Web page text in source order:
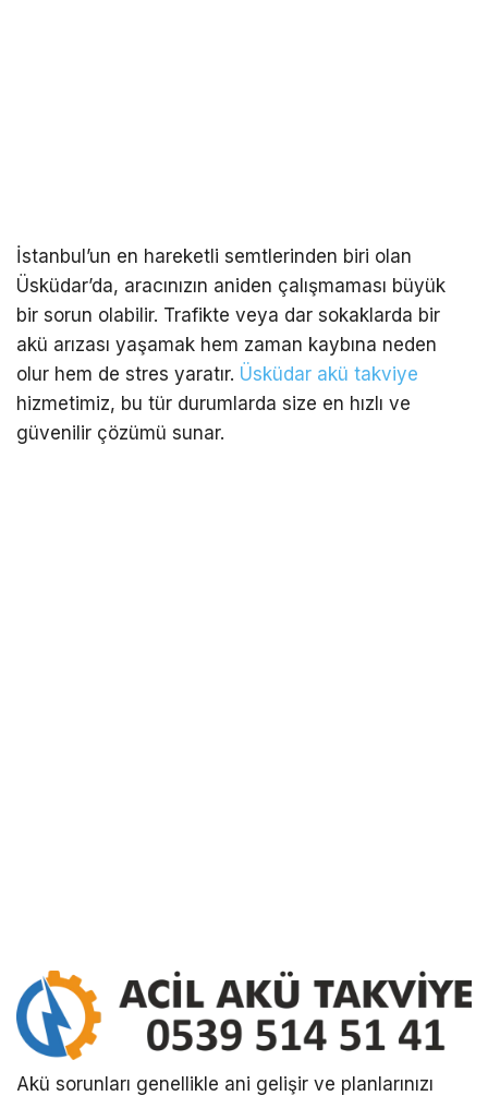
İstanbul’un en hareketli semtlerinden biri olan
Üsküdar’da, aracınızın aniden çalışmaması büyük
bir sorun olabilir. Trafikte veya dar sokaklarda bir
akü arızası yaşamak hem zaman kaybına neden
olur hem de stres yaratır. Üsküdar akü takviye
hizmetimiz, bu tür durumlarda size en hızlı ve
güvenilir çözümü sunar.
Akü sorunları genellikle ani gelişir ve planlarınızı